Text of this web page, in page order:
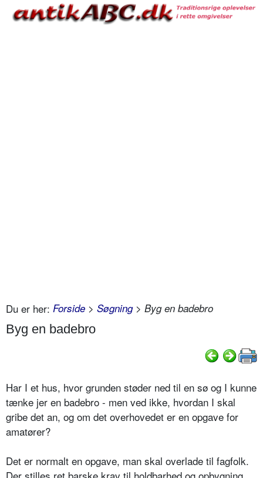
Du er her: Forside > Søgning> Byg en badebro
Byg en badebro
Har I et hus, hvor grunden støder ned til en sø og I kunne
tænke jer en badebro - men ved ikke, hvordan I skal
gribe det an, og om det overhovedet er en opgave for
amatører?
Det er normalt en opgave, man skal overlade til fagfolk.